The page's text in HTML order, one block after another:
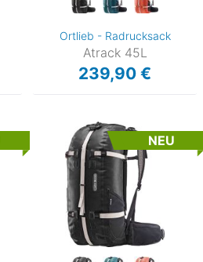
Ortlieb - Radrucksack
Atrack 45L
239,90 €
NEU